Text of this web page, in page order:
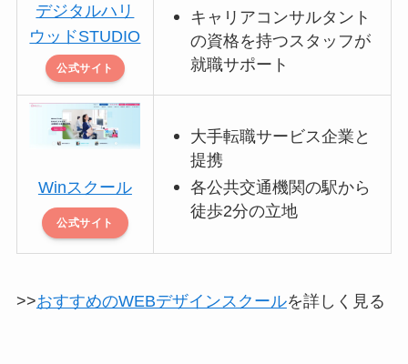
デジタルハリ
ウッドSTUDIO
公式サイト
キャリアコンサルタント
の資格を持つスタッフが
就職サポート
Winスクール
公式サイト
大手転職サービス企業と
提携
各公共交通機関の駅から
徒歩2分の立地
>>おすすめのWEBデザインスクールを詳しく見る